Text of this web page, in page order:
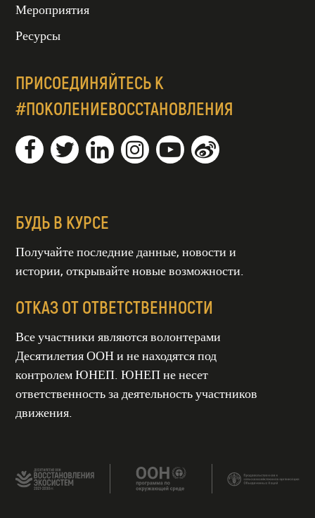
Мероприятия
Ресурсы
ПРИСОЕДИНЯЙТЕСЬ К
#ПОКОЛЕНИЕВОССТАНОВЛЕНИЯ
БУДЬ В КУРСЕ
Получайте последние данные, новости и
истории, открывайте новые возможности.
ОТКАЗ ОТ ОТВЕТСТВЕННОСТИ
Все участники являются волонтерами
Десятилетия ООН и не находятся под
контролем ЮНЕП. ЮНЕП не несет
ответственность за деятельность участников
движения.